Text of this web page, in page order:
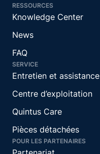
RESSOURCES
Knowledge Center
News
FAQ
SERVICE
Entretien et assistance
Centre d’exploitation
Quintus Care
Pièces détachées
POUR LES PARTENAIRES